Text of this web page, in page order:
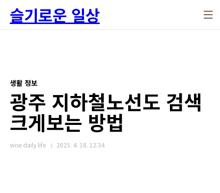
슬기로운 일상
생활 정보
광주 지하철노선도 검색
크게보는 방법
wise daily life 2025. 4. 18. 12:34